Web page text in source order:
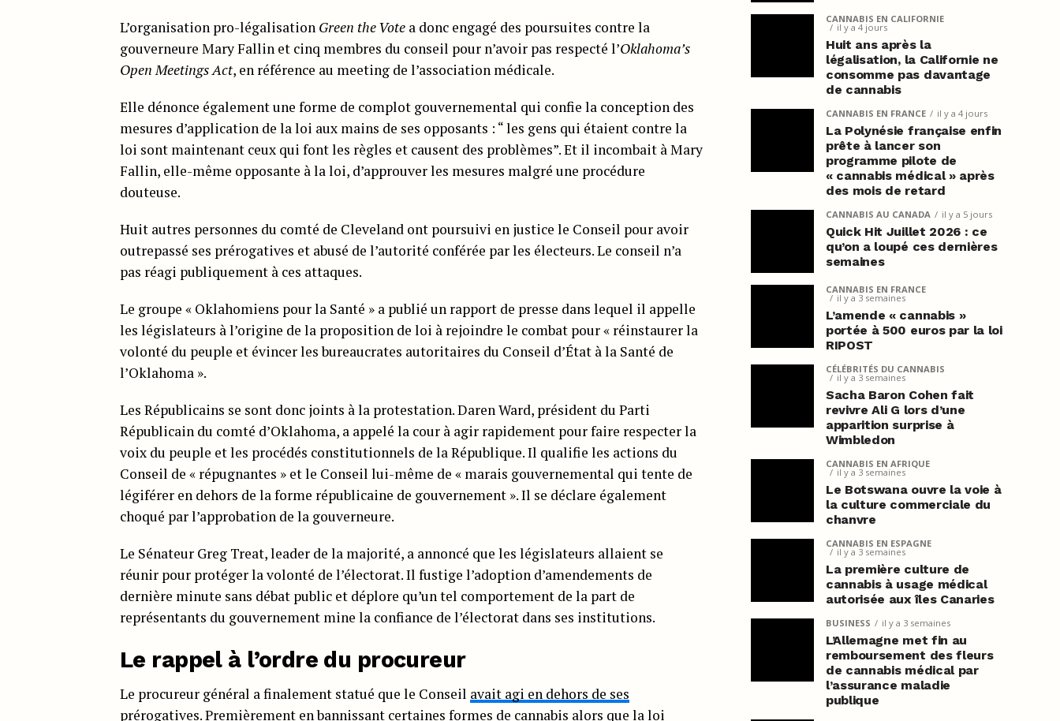
L’organisation pro-légalisation Green the Vote a donc engagé des poursuites contre la
gouverneure Mary Fallin et cinq membres du conseil pour n’avoir pas respecté l’Oklahoma’s
Open Meetings Act, en référence au meeting de l’association médicale.
Elle dénonce également une forme de complot gouvernemental qui confie la conception des
mesures d’application de la loi aux mains de ses opposants : “ les gens qui étaient contre la
loi sont maintenant ceux qui font les règles et causent des problèmes”. Et il incombait à Mary
Fallin, elle-même opposante à la loi, d’approuver les mesures malgré une procédure
douteuse.
Huit autres personnes du comté de Cleveland ont poursuivi en justice le Conseil pour avoir
outrepassé ses prérogatives et abusé de l’autorité conférée par les électeurs. Le conseil n’a
pas réagi publiquement à ces attaques.
Le groupe « Oklahomiens pour la Santé » a publié un rapport de presse dans lequel il appelle
les législateurs à l’origine de la proposition de loi à rejoindre le combat pour « réinstaurer la
volonté du peuple et évincer les bureaucrates autoritaires du Conseil d’État à la Santé de
l’Oklahoma ».
Les Républicains se sont donc joints à la protestation. Daren Ward, président du Parti
Républicain du comté d’Oklahoma, a appelé la cour à agir rapidement pour faire respecter la
voix du peuple et les procédés constitutionnels de la République. Il qualifie les actions du
Conseil de « répugnantes » et le Conseil lui-même de « marais gouvernemental qui tente de
légiférer en dehors de la forme républicaine de gouvernement ». Il se déclare également
choqué par l’approbation de la gouverneure.
Le Sénateur Greg Treat, leader de la majorité, a annoncé que les législateurs allaient se
réunir pour protéger la volonté de l’électorat. Il fustige l’adoption d’amendements de
dernière minute sans débat public et déplore qu’un tel comportement de la part de
représentants du gouvernement mine la confiance de l’électorat dans ses institutions.
Le rappel à l’ordre du procureur
Le procureur général a finalement statué que le Conseil avait agi en dehors de ses
prérogatives. Premièrement en bannissant certaines formes de cannabis alors que la loi
CANNABIS EN CALIFORNIE
il y a 4 jours
Huit ans après la
légalisation, la Californie ne
consomme pas davantage
de cannabis
CANNABIS EN FRANCE il y a 4 jours
La Polynésie française enfin
prête à lancer son
programme pilote de
« cannabis médical » après
des mois de retard
CANNABIS AU CANADA il y a 5 jours
Quick Hit Juillet 2026 : ce
qu’on a loupé ces dernières
semaines
CANNABIS EN FRANCE
il y a 3 semaines
L’amende « cannabis »
portée à 500 euros par la loi
RIPOST
CÉLÉBRITÉS DU CANNABIS
il y a 3 semaines
Sacha Baron Cohen fait
revivre Ali G lors d’une
apparition surprise à
Wimbledon
CANNABIS EN AFRIQUE
il y a 3 semaines
Le Botswana ouvre la voie à
la culture commerciale du
chanvre
CANNABIS EN ESPAGNE
il y a 3 semaines
La première culture de
cannabis à usage médical
autorisée aux îles Canaries
BUSINESS il y a 3 semaines
L’Allemagne met fin au
remboursement des fleurs
de cannabis médical par
l’assurance maladie
publique